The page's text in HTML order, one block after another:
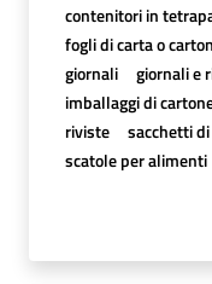
contenitori in
fogli di carta o
giornali
giornali e
imballaggi di
riviste
sacchetti
scatole per alimenti